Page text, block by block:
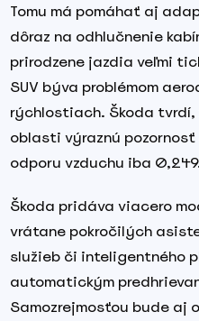
Tomu má pomáhať aj
dôraz na odhlučnenie
prirodzene jazdia veľmi
SUV býva problémom
rýchlostiach. Škoda tvrdí,
oblasti výraznú
odporu vzduchu iba
Škoda pridáva viacero
vrátane pokročilých
služieb či inteligentného
automatickým
Samozrejmosťou bude aj